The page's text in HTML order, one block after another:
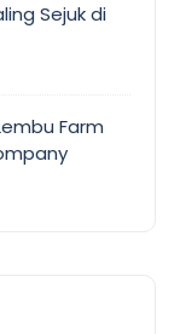
Sejuk di
Farm